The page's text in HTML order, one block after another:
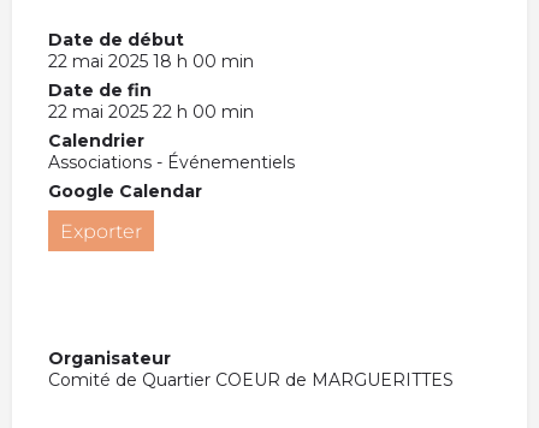
Date de début
22 mai 2025 18 h 00 min
Date de fin
22 mai 2025 22 h 00 min
Calendrier
Associations - Événementiels
Google Calendar
Exporter
Organisateur
Comité de Quartier COEUR de MARGUERITTES